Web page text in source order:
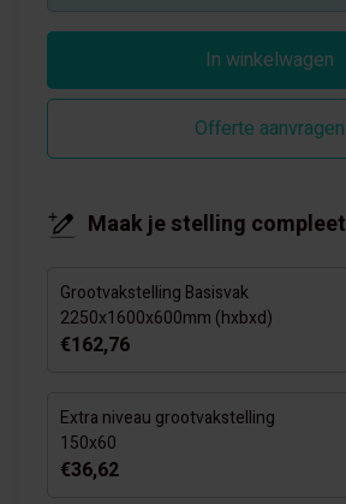
In winkelwagen
Offerte aanvragen
Maak je stelling compleet
Grootvakstelling Basisvak
2250x1600x600mm (hxbxd)
€162,76
-
Extra niveau grootvakstelling
150x60
€36,62
-